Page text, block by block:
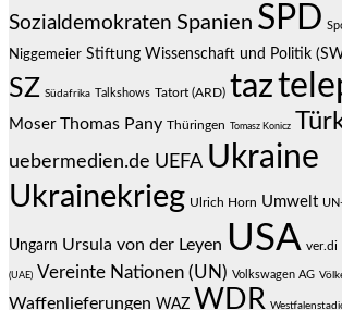
Sozialdemokraten Spanien SPD
Niggemeier Stiftung Wissenschaft und Politik
SZ Südafrika Talkshows Tatort (ARD) taz
Moser Thomas Pany Thüringen Tomasz Konicz
uebermedien.de UEFA Ukraine
Ukrainekrieg Ulrich Horn Umwelt
Ungarn Ursula von der Leyen USA ver.di
(UAE) Vereinte Nationen (UN) Volkswagen AG
Waffenlieferungen WAZ WDR